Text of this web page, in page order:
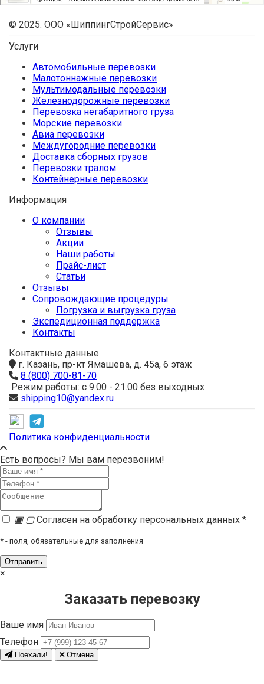
© 2025. ООО «ШиппингСтройСервис»
Услуги
Автомобильные перевозки
Малотоннажные перевозки
Мультимодальные перевозки
Железнодорожные перевозки
Перевозка негабаритного груза
Морские перевозки
Авиа перевозки
Междугородние перевозки
Доставка сборных грузов
Перевозки тралом
Контейнерные перевозки
Информация
О компании
Отзывы
Акции
Наши работы
Прайс-лист
Статьи
Отзывы
Сопровождающие процедуры
Погрузка и выгрузка груза
Экспедиционная поддержка
Контакты
Контактные данные
г. Казань, пр-кт Ямашева, д. 45а, 6 этаж
8 (800) 700-81-70
Режим работы: с 9.00 - 21.00 без выходных
shipping10@yandex.ru
Политика конфиденциальности
Есть вопросы? Мы вам перезвоним!
▣ ▢Согласен на обработку персональных данных *
* - поля, обязательные для заполнения
×
Заказать перевозку
Ваше имя
Телефон
Поехали! Отмена